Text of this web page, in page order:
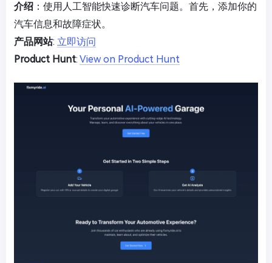
介绍 ：使用人工智能快速诊断汽车问题。首先，添加你的
汽车信息和故障症状。
产品网站: 立即访问
Product Hunt: View on Product Hunt